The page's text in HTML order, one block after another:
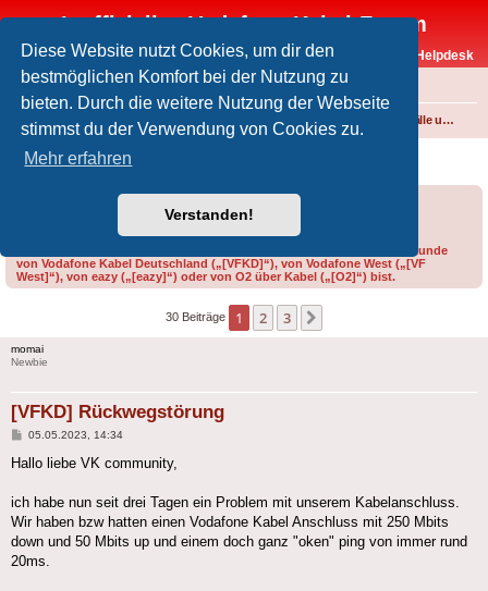
Diese Website nutzt Cookies, um dir den
bestmöglichen Komfort bei der Nutzung zu
bieten. Durch die weitere Nutzung der Webseite
stimmst du der Verwendung von Cookies zu.
Mehr erfahren
Verstanden!
Inoffizielles Vodafone-Kabel-Forum
Vodafone-Kabel-Helpdesk
FAQ
Foren-Übersicht Internet und Telefon über Kabel Störungen, Ausfälle und Speedprobleme
[VFKD] Rückwegstörung
Bitte gib bei der Erstellung eines Threads im Feld „Präfix“ an, ob du Kunde
von Vodafone Kabel Deutschland („[VFKD]“), von Vodafone West („[VF
West]“), von eazy („[eazy]“) oder von O2 über Kabel („[O2]“) bist.
30 Beiträge 1 2 3
momai
Newbie
[VFKD] Rückwegstörung
Beitrag
05.05.2023, 14:34
Hallo liebe VK community,
ich habe nun seit drei Tagen ein Problem mit unserem Kabelanschluss.
Wir haben bzw hatten einen Vodafone Kabel Anschluss mit 250 Mbits
down und 50 Mbits up und einem doch ganz "oken" ping von immer rund
20ms.